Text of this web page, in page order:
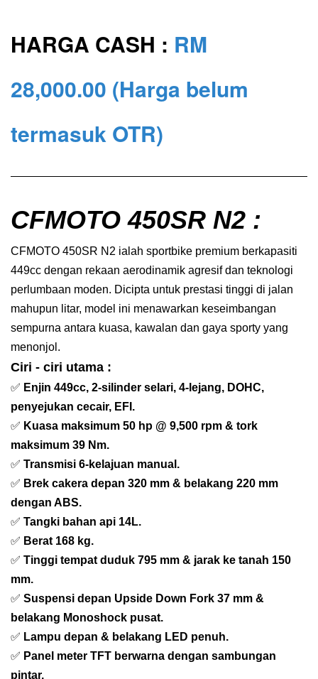
HARGA CASH : RM
28,000.00 (Harga belum
termasuk OTR)
CFMOTO 450SR N2 :
CFMOTO 450SR N2 ialah sportbike premium berkapasiti
449cc dengan rekaan aerodinamik agresif dan teknologi
perlumbaan moden. Dicipta untuk prestasi tinggi di jalan
mahupun litar, model ini menawarkan keseimbangan
sempurna antara kuasa, kawalan dan gaya sporty yang
menonjol.
Ciri - ciri utama :
✅ Enjin 449cc, 2-silinder selari, 4-lejang, DOHC,
penyejukan cecair, EFI.
✅ Kuasa maksimum 50 hp @ 9,500 rpm & tork
maksimum 39 Nm.
✅ Transmisi 6-kelajuan manual.
✅ Brek cakera depan 320 mm & belakang 220 mm
dengan ABS.
✅ Tangki bahan api 14L.
✅ Berat 168 kg.
✅ Tinggi tempat duduk 795 mm & jarak ke tanah 150
mm.
✅ Suspensi depan Upside Down Fork 37 mm &
belakang Monoshock pusat.
✅ Lampu depan & belakang LED penuh.
✅ Panel meter TFT berwarna dengan sambungan
pintar.